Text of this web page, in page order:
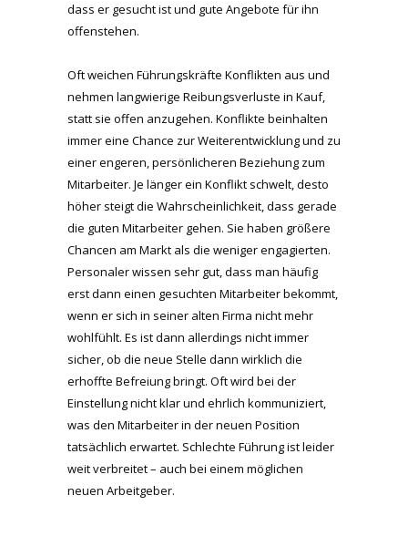
dass er gesucht ist und gute Angebote für ihn
offenstehen.
Oft weichen Führungskräfte Konflikten aus und
nehmen langwierige Reibungsverluste in Kauf,
statt sie offen anzugehen. Konflikte beinhalten
immer eine Chance zur Weiterentwicklung und zu
einer engeren, persönlicheren Beziehung zum
Mitarbeiter. Je länger ein Konflikt schwelt, desto
höher steigt die Wahrscheinlichkeit, dass gerade
die guten Mitarbeiter gehen. Sie haben größere
Chancen am Markt als die weniger engagierten.
Personaler wissen sehr gut, dass man häufig
erst dann einen gesuchten Mitarbeiter bekommt,
wenn er sich in seiner alten Firma nicht mehr
wohlfühlt. Es ist dann allerdings nicht immer
sicher, ob die neue Stelle dann wirklich die
erhoffte Befreiung bringt. Oft wird bei der
Einstellung nicht klar und ehrlich kommuniziert,
was den Mitarbeiter in der neuen Position
tatsächlich erwartet. Schlechte Führung ist leider
weit verbreitet – auch bei einem möglichen
neuen Arbeitgeber.